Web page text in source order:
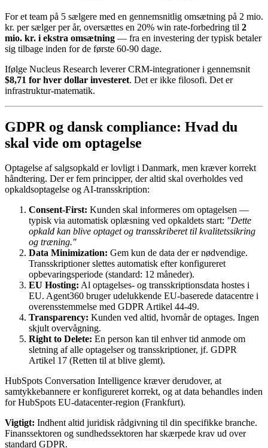
For et team på 5 sælgere med en gennemsnitlig omsætning på 2 mio.
kr. per sælger per år, oversættes en 20% win rate-forbedring til 2
mio. kr. i ekstra omsætning — fra en investering der typisk betaler
sig tilbage inden for de første 60-90 dage.
Ifølge Nucleus Research leverer CRM-integrationer i gennemsnit
$8,71 for hver dollar investeret. Det er ikke filosofi. Det er
infrastruktur-matematik.
GDPR og dansk compliance: Hvad du
skal vide om optagelse
Optagelse af salgsopkald er lovligt i Danmark, men kræver korrekt
håndtering. Der er fem principper, der altid skal overholdes ved
opkaldsoptagelse og AI-transskription:
Consent-First: Kunden skal informeres om optagelsen —
typisk via automatisk oplæsning ved opkaldets start: "Dette
opkald kan blive optaget og transskriberet til kvalitetssikring
og træning."
Data Minimization: Gem kun de data der er nødvendige.
Transskriptioner slettes automatisk efter konfigureret
opbevaringsperiode (standard: 12 måneder).
EU Hosting: Al optagelses- og transskriptionsdata hostes i
EU. Agent360 bruger udelukkende EU-baserede datacentre i
overensstemmelse med GDPR Artikel 44-49.
Transparency: Kunden ved altid, hvornår de optages. Ingen
skjult overvågning.
Right to Delete: En person kan til enhver tid anmode om
sletning af alle optagelser og transskriptioner, jf. GDPR
Artikel 17 (Retten til at blive glemt).
HubSpots Conversation Intelligence kræver derudover, at
samtykkebannere er konfigureret korrekt, og at data behandles inden
for HubSpots EU-datacenter-region (Frankfurt).
Vigtigt: Indhent altid juridisk rådgivning til din specifikke branche.
Finanssektoren og sundhedssektoren har skærpede krav ud over
standard GDPR.